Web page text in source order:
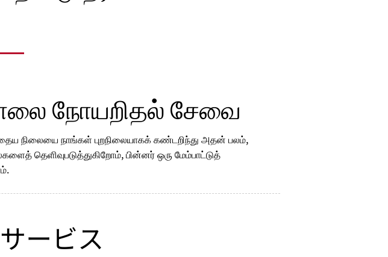
நோயறிதல் சேவை
நிலையை நாங்கள் புறநிலையாகக் கண்டறிந்து அதன் பலம்,
தெளிவுபடுத்துகிறோம், பின்னர் ஒரு மேம்பாட்டுத்
ービス